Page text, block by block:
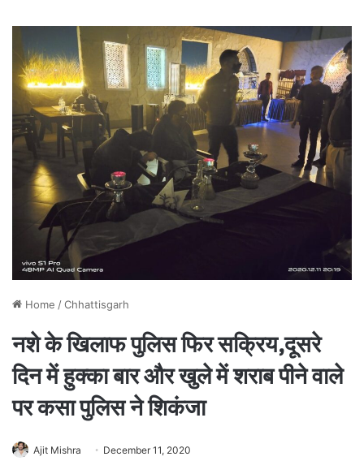
Home /Chhattisgarh
नशे के खिलाफ पुलिस फिर सक्रिय,दूसरे
दिन में हुक्का बार और खुले में शराब पीने वाले
पर कसा पुलिस ने शिकंजा
Ajit Mishra December 11, 2020